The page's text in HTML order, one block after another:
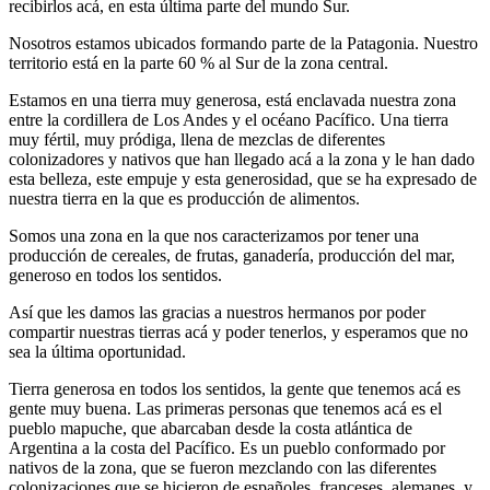
recibirlos acá, en esta última parte del mundo Sur.
Nosotros estamos ubicados formando parte de la Patagonia. Nuestro
territorio está en la parte 60 % al Sur de la zona central.
Estamos en una tierra muy generosa, está enclavada nuestra zona
entre la cordillera de Los Andes y el océano Pacífico. Una tierra
muy fértil, muy pródiga, llena de mezclas de diferentes
colonizadores y nativos que han llegado acá a la zona y le han dado
esta belleza, este empuje y esta generosidad, que se ha expresado de
nuestra tierra en la que es producción de alimentos.
Somos una zona en la que nos caracterizamos por tener una
producción de cereales, de frutas, ganadería, producción del mar,
generoso en todos los sentidos.
Así que les damos las gracias a nuestros hermanos por poder
compartir nuestras tierras acá y poder tenerlos, y esperamos que no
sea la última oportunidad.
Tierra generosa en todos los sentidos, la gente que tenemos acá es
gente muy buena. Las primeras personas que tenemos acá es el
pueblo mapuche, que abarcaban desde la costa atlántica de
Argentina a la costa del Pacífico. Es un pueblo conformado por
nativos de la zona, que se fueron mezclando con las diferentes